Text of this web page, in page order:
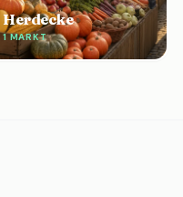
Herdecke
1 MARKT